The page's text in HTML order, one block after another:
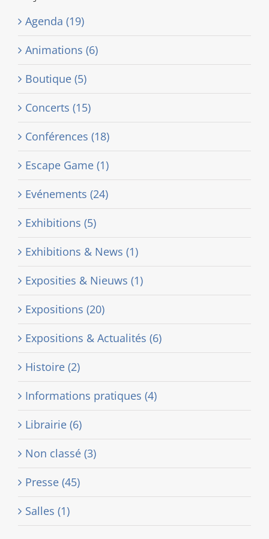
Agenda (19)
Animations (6)
Boutique (5)
Concerts (15)
Conférences (18)
Escape Game (1)
Evénements (24)
Exhibitions (5)
Exhibitions & News (1)
Exposities & Nieuws (1)
Expositions (20)
Expositions & Actualités (6)
Histoire (2)
Informations pratiques (4)
Librairie (6)
Non classé (3)
Presse (45)
Salles (1)